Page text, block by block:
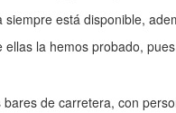
está disponible,
la hemos probado,
de carretera, con